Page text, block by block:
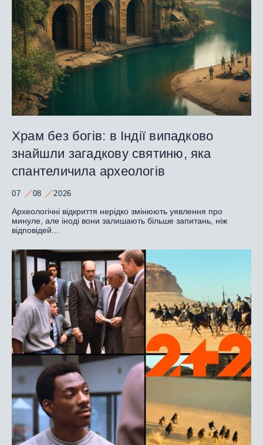
Храм без богів: в Індії випадково
знайшли загадкову святиню, яка
спантеличила археологів
07 08 2026
Археологічні відкриття нерідко змінюють уявлення про
минуле, але іноді вони залишають більше запитань, ніж
відповідей...